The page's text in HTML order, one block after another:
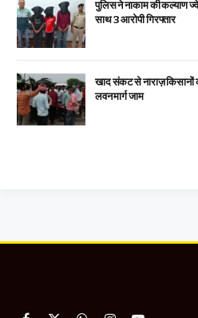
पुलिस ने नाकाम की कल्याण
साथ 3 आरोपी गिरफ्तार
खाद संकट से नाराज़ किसानों
लवन मार्ग जाम